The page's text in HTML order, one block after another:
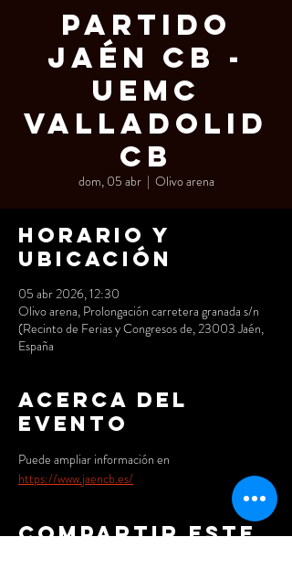
Partido
Jaén CB -
UEMC
Valladolid
CB
dom, 05 abr
  |
Olivo arena
Horario y
ubicación
05 abr 2026, 12:30
Olivo arena, Prolongación carretera granada s/n
(Recinto de Ferias y Congresos de, 23003 Jaén,
España
Acerca del
evento
Puede ampliar información en
https://www.jaencb.es/
Compartir este